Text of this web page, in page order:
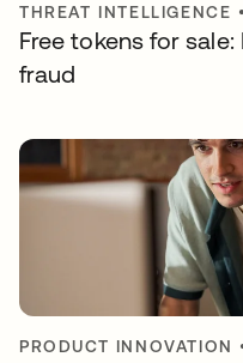
THREAT INTELLIGENCE
Free tokens for
fraud
PRODUCT INNOVATION